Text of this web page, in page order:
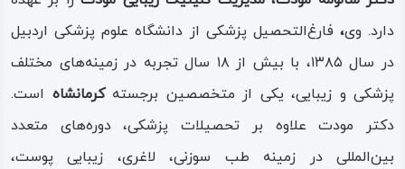
دارد. وی، فارغ‌التحصیل پزشکی از دانشگاه علوم پزشکی اردبیل
در سال ۱۳۸۵، با بیش از ۱۸ سال تجربه در زمینه‌های مختلف
پزشکی و زیبایی، یکی از متخصصین برجستهکرمانشاه است.
دکتر مودت علاوه بر تحصیلات پزشکی، دوره‌های متعدد
بین‌المللی در زمینه طب سوزنی، لاغری، زیبایی پوست،